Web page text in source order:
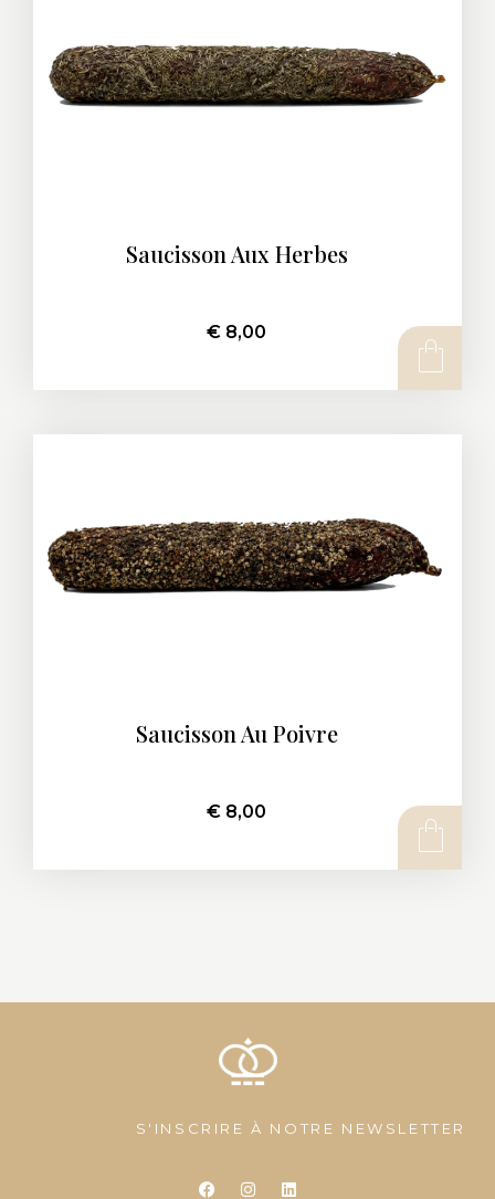
Saucisson Aux Herbes
€ 8,00
Saucisson Au Poivre
€ 8,00
S'INSCRIRE À NOTRE NEWSLETTER